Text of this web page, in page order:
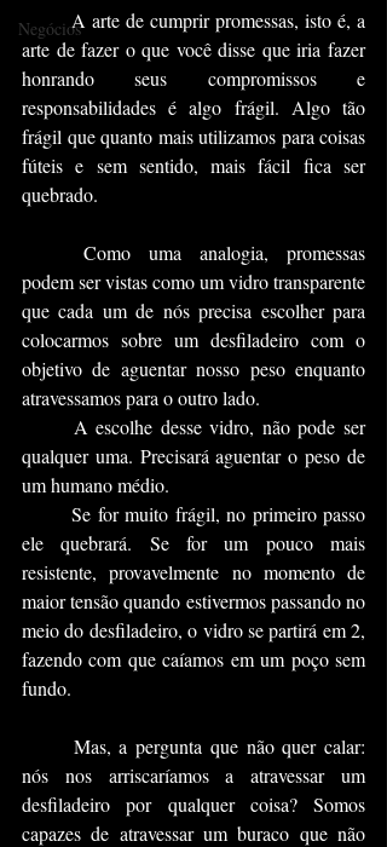
Negócios
	A arte de cumprir promessas, isto é, a
arte de fazer o que você disse que iria fazer
honrando seus compromissos e
responsabilidades é algo frágil. Algo tão
frágil que quanto mais utilizamos para coisas
fúteis e sem sentido, mais fácil fica ser
quebrado.
podem ser vistas como um vidro transparente
que cada um de nós precisa escolher para
colocarmos sobre um desfiladeiro com o
objetivo de aguentar nosso peso enquanto
atravessamos para o outro lado.
qualquer uma. Precisará aguentar o peso de
um humano médio.
	Se for muito frágil, no primeiro passo
ele quebrará. Se for um pouco mais
resistente, provavelmente no momento de
maior tensão quando estivermos passando no
meio do desfiladeiro, o vidro se partirá em 2,
fazendo com que caíamos em um poço sem
fundo.
nós nos arriscaríamos a atravessar um
desfiladeiro por qualquer coisa? Somos
capazes de atravessar um buraco que não